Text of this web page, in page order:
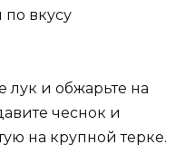
вкусу
лук и обжарьте на
чеснок и
на крупной терке.